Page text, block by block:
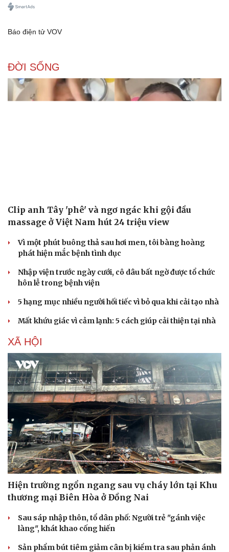
Văn hóa
Sân khấu - Điện ảnh
Văn học
Âm nhạc
Giải trí
Thời trang
Báo điện tử VOV
ĐỜI SỐNG
Clip anh Tây 'phê' và ngơ ngác khi gội đầu
massage ở Việt Nam hút 24 triệu view
Vì một phút buông thả sau hơi men, tôi bàng hoàng
phát hiện mắc bệnh tình dục
Nhập viện trước ngày cưới, cô dâu bất ngờ được tổ chức
hôn lễ trong bệnh viện
5 hạng mục nhiều người hối tiếc vì bỏ qua khi cải tạo nhà
Mất khứu giác vì cảm lạnh: 5 cách giúp cải thiện tại nhà
XÃ HỘI
Hiện trường ngổn ngang sau vụ cháy lớn tại Khu
thương mại Biên Hòa ở Đồng Nai
Sau sáp nhập thôn, tổ dân phố: Người trẻ "gánh việc
làng", khát khao cống hiến
Sản phẩm bút tiêm giảm cân bị kiểm tra sau phản ánh